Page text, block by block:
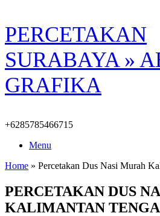
Skip
to
content
PERCETAKAN
SURABAYA »
GRAFIKA
+6285785466715
Menu
Home » Percetakan Dus Nasi Murah
PERCETAKAN DUS
KALIMANTAN